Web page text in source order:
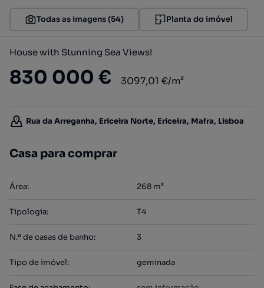
Todas as imagens (54) Planta do imóvel
House with Stunning Sea Views!
830 000 € 3097,01 €/m²
Rua da Arreganha, Ericeira Norte, Ericeira, Mafra, Lisboa
Casa para comprar
Área: 268 m²
Tipologia: T4
N.º de casas de banho: 3
Tipo de imóvel: geminada